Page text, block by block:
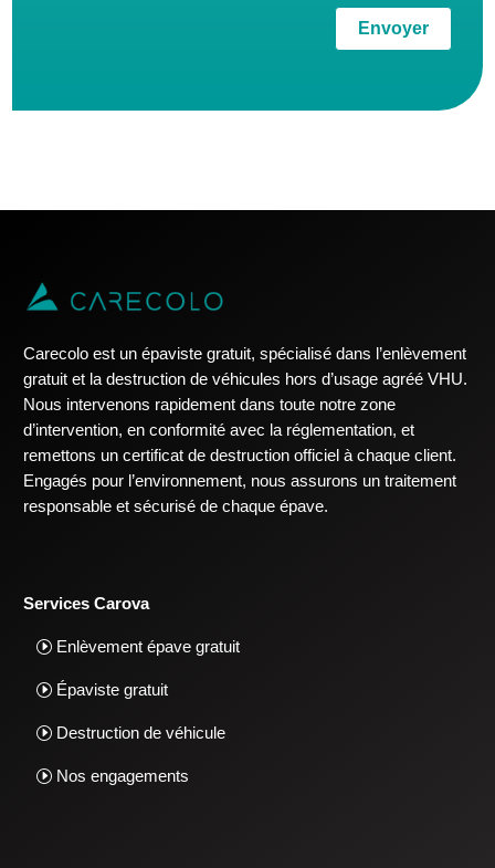
Envoyer
Carecolo est un épaviste gratuit, spécialisé dans l’enlèvement
gratuit et la destruction de véhicules hors d’usage agréé VHU.
Nous intervenons rapidement dans toute notre zone
d’intervention, en conformité avec la réglementation, et
remettons un certificat de destruction officiel à chaque client.
Engagés pour l’environnement, nous assurons un traitement
responsable et sécurisé de chaque épave.
Services Carova
Enlèvement épave gratuit
Épaviste gratuit
Destruction de véhicule
Nos engagements